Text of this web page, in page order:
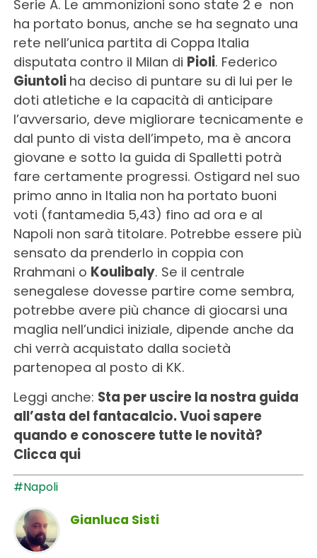
Serie A. Le ammonizioni sono state 2 e non
ha portato bonus, anche se ha segnato una
rete nell’unica partita di Coppa Italia
disputata contro il Milan di Pioli. Federico
Giuntoli ha deciso di puntare su di lui per le
doti atletiche e la capacità di anticipare
l’avversario, deve migliorare tecnicamente e
dal punto di vista dell’impeto, ma è ancora
giovane e sotto la guida di Spalletti potrà
fare certamente progressi. Ostigard nel suo
primo anno in Italia non ha portato buoni
voti (fantamedia 5,43) fino ad ora e al
Napoli non sarà titolare. Potrebbe essere più
sensato da prenderlo in coppia con
Rrahmani o Koulibaly. Se il centrale
senegalese dovesse partire come sembra,
potrebbe avere più chance di giocarsi una
maglia nell’undici iniziale, dipende anche da
chi verrà acquistato dalla società
partenopea al posto di KK.
Leggi anche: Sta per uscire la nostra guida
all’asta del fantacalcio. Vuoi sapere
quando e conoscere tutte le novità?
Clicca qui
#Napoli
Gianluca Sisti